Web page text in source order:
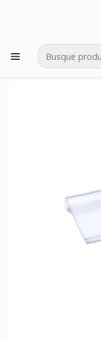
Pack x 10 Porta